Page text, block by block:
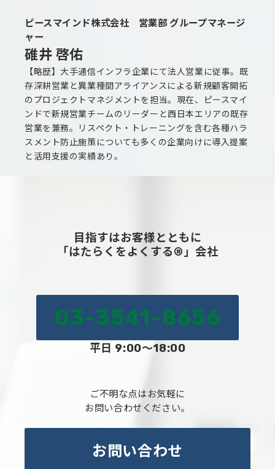
ピースマインド株式会社 営業部 グループマネージ
ャー
碓井 啓佑
【略歴】大手通信インフラ企業にて法人営業に従事。既
存深耕営業と異業種間アライアンスによる新規顧客開拓
のプロジェクトマネジメントを担当。現在、ピースマイ
ンドで新規営業チームのリーダーと西日本エリアの既存
営業を兼務。リスペクト・トレーニングを含む各種ハラ
スメント防止施策についても多くの企業向けに導入提案
と活用支援の実績あり。
目指すはお客様とともに
「はたらくをよくする®」会社
03-3541-8656
平日 9:00～18:00
ご不明な点はお気軽に
お問い合わせください。
お問い合わせ